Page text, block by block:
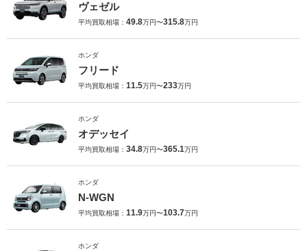
ヴェゼル
平均買取相場： 49.8万円〜315.8万円
ホンダ
フリード
平均買取相場： 11.5万円〜233万円
ホンダ
オデッセイ
平均買取相場： 34.8万円〜365.1万円
ホンダ
N-WGN
平均買取相場： 11.9万円〜103.7万円
ホンダ